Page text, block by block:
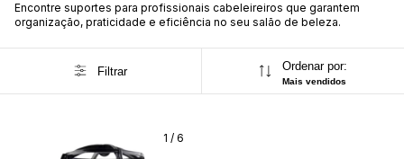
Encontre suportes para profissionais cabeleireiros que garantem
organização, praticidade e eficiência no seu salão de beleza.
Filtrar Ordenar por:
Mais vendidos
1 / 6